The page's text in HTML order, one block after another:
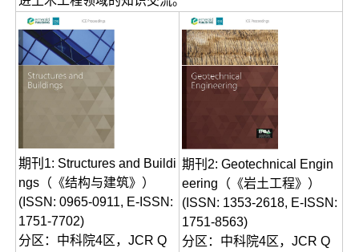
期刊1: Structures and Buildi
ngs（《结构与建筑》）
(ISSN: 0965-0911, E-ISSN:
1751-7702)
分区：中科院4区，JCR Q
期刊2: Geotechnical Engin
eering（《岩土工程》）
(ISSN: 1353-2618, E-ISSN:
1751-8563)
分区：中科院4区，JCR Q